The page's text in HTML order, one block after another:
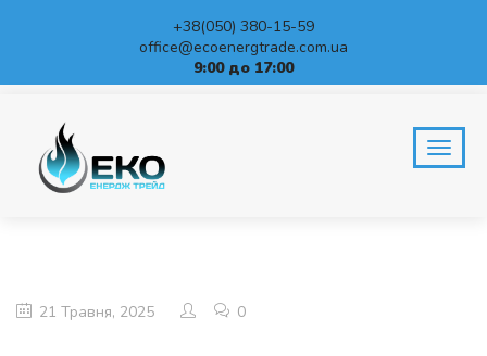
+38(050) 380-15-59
office@ecoenergtrade.com.ua
9:00 до 17:00
BLOG Home
21 Травня, 2025 0